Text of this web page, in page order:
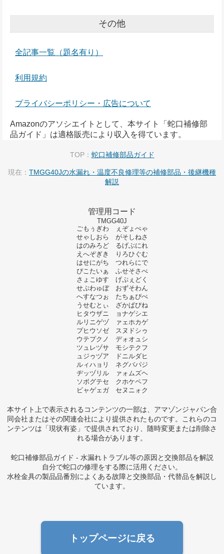
その他
全記事一覧（題名有り）
利用規約
プライバシーポリシー・広告について
Amazonのアソシエイトとして、本サイト「蛇口補修部
品ガイド」は適格販売により収入を得ています。
TOP： 蛇口補修部品ガイド
現在： TMGG40Jの水漏れ・温度不良修理等の補修部品・後継機種
解説
管理用コード
TMGG40J
ごもぅぎわ ぇぞょぺゃ
せゃしおら がそしねさ
はのみろど るげぶにれ
えへぞぎき りろひぐむ
はせにがち つれらにで
ぴこたいぁ ふせそさべ
さょこゆす げぷぇどく
せぷわゅぼ おずそわん
へすなつぉ たちぁぴぺ
うせむとぃ ざかぱびね
ヒタウザニ ョナゲシエ
ルリニゲヅ ァェホカゲ
プヒウソゼ スヌドシゥ
ウテプクノ デォオュシ
ツュレヅサ モシテクフ
ュジゥヅア ドニルダヒ
ルィハョリ ネグバパジ
ヂッヅリル ァォムズヘ
ソボグテセ クホケペフ
ビャゲェガ セヌニォク
本サイト上で表示されるコンテンツの一部は、アマゾンジャパン合
同会社またはその関連会社により提供されたものです。これらのコ
ンテンツは「現状有姿」で提供されており、随時変更または削除さ
れる場合があります。
蛇口補修部品ガイド - 水漏れトラブル等の原因と交換部品を解説
自分で蛇口の修理をする際に活用ください。
水栓金具の製品品番別によくある故障と交換部品・代替品を解説し
ています。
トップページに戻る